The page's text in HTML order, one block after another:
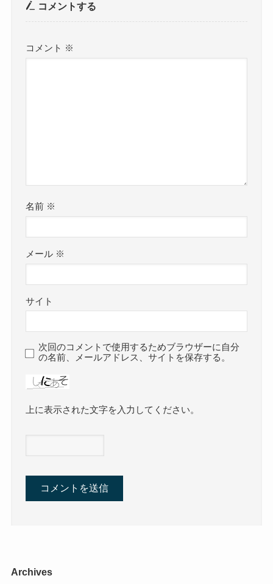
コメントする
コメント ※
名前 ※
メール ※
サイト
次回のコメントで使用するためブラウザーに自分
の名前、メールアドレス、サイトを保存する。
上に表示された文字を入力してください。
Archives